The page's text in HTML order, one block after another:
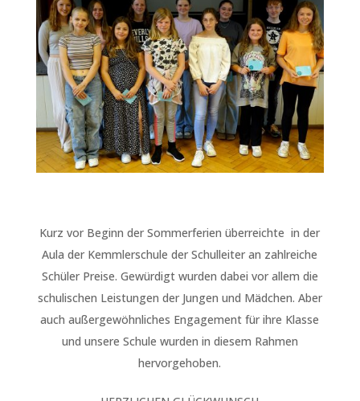
Kurz vor Beginn der Sommerferien überreichte in der
Aula der Kemmlerschule der Schulleiteran zahlreiche
Schüler Preise. Gewürdigt wurden dabei vor allem die
schulischen Leistungen der Jungen und Mädchen. Aber
auch außergewöhnliches Engagement für ihre Klasse
und unsere Schule wurden in diesem Rahmen
hervorgehoben.